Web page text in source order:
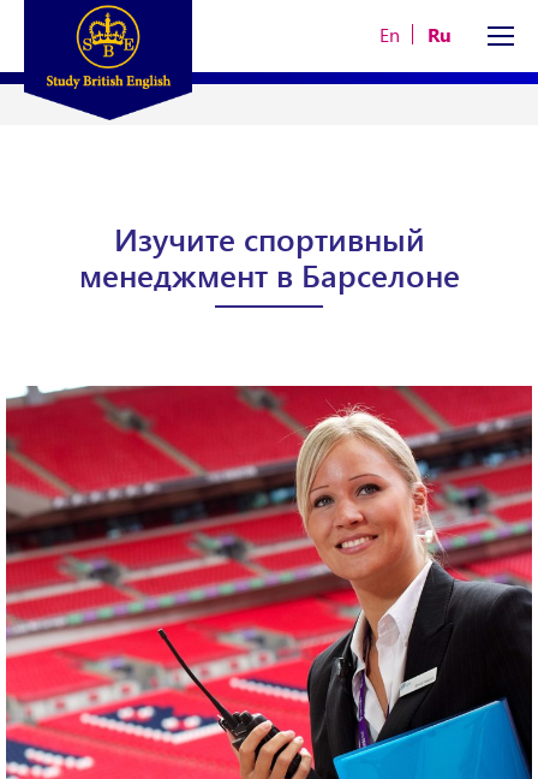
En Ru
Изучите спортивный
менеджмент в Барселоне